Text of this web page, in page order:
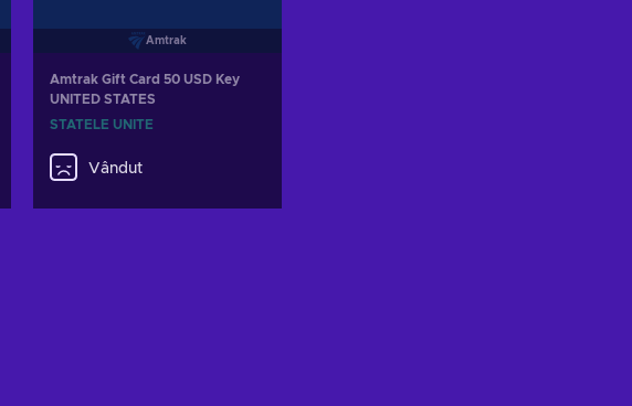
Amtrak
Amtrak Gift Card 50 USD Key
UNITED STATES
STATELE UNITE
Vândut